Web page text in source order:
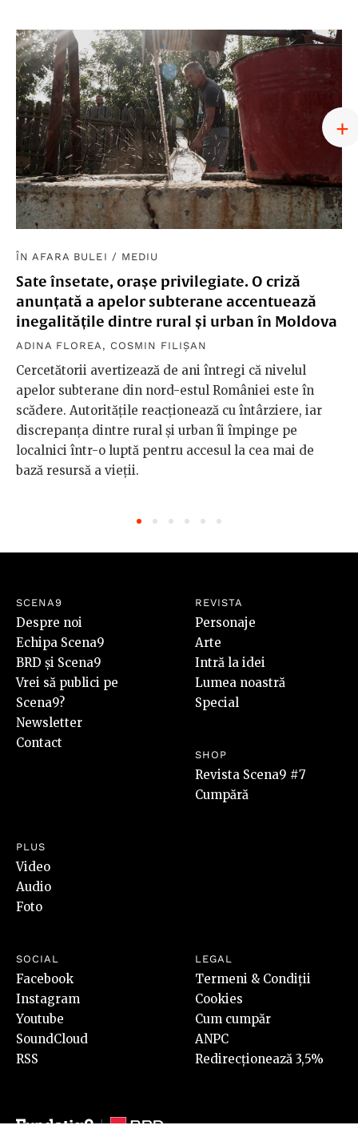
ÎN AFARA BULEI / MEDIU
Sate însetate, orașe privilegiate. O criză
anunțată a apelor subterane accentuează
inegalitățile dintre rural și urban în Moldova
ADINA FLOREA , COSMIN FILIȘAN
Cercetătorii avertizează de ani întregi că nivelul
apelor subterane din nord-estul României este în
scădere. Autoritățile reacționează cu întârziere, iar
discrepanța dintre rural și urban îi împinge pe
localnici într-o luptă pentru accesul la cea mai de
bază resursă a vieții.
SCENA9
Despre noi
Echipa Scena9
BRD și Scena9
Vrei să publici pe
Scena9?
Newsletter
Contact
REVISTA
Personaje
Arte
Intră la idei
Lumea noastră
Special
SHOP
Revista Scena9 #7
Cumpără
PLUS
Video
Audio
Foto
SOCIAL
Facebook
Instagram
Youtube
SoundCloud
RSS
LEGAL
Termeni & Condiții
Cookies
Cum cumpăr
ANPC
Redirecționează 3,5%